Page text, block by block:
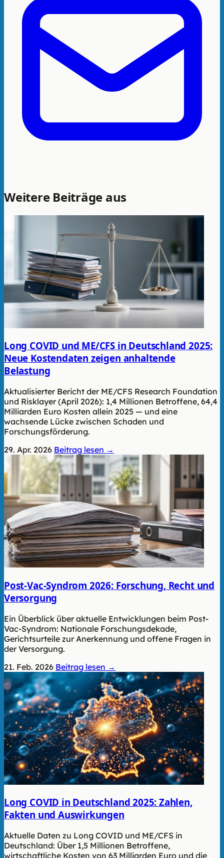
Weitere Beiträge aus
Long COVID und ME/CFS in Deutschland 2025:
Neue Kostendaten zeigen anhaltende
Belastung
Aktualisierter Bericht der ME/CFS Research Foundation
und Risklayer (April 2026): 1,4 Millionen Betroffene, 64,4
Milliarden Euro Kosten allein 2025 — und eine
wachsende Lücke zwischen Schaden und
Forschungsförderung.
29. Apr. 2026 Beitrag lesen →
Post-Vac-Syndrom 2026: Forschung, Recht und
Versorgung
Ein Überblick über aktuelle Entwicklungen beim Post-
Vac-Syndrom: Nationale Forschungsdekade,
Gerichtsurteile zur Anerkennung und offene Fragen in
der Versorgung.
21. Feb. 2026 Beitrag lesen →
Long COVID in Deutschland 2025: Zahlen,
Fakten und Auswirkungen
Aktuelle Daten zu Long COVID und ME/CFS in
Deutschland: Über 1,5 Millionen Betroffene,
wirtschaftliche Kosten von 63 Milliarden Euro und die